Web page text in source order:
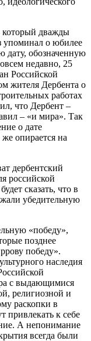
дважды
упоминал о юбилее
дату, обозначенную
недавно, 25
Российской
жителя Дербента о
работах
что Дербент –
– «и мира». Так
о дате
опирается на
дербентский
российской
сказать, что в
убедительную
«победу»,
позднее
победу».
наследия
с выдающимися
религиозной и
раскопки в
привлекать к себе
А непонимание
всегда были